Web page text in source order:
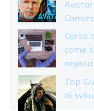
Avatar
Corso
come
regista
Top
di